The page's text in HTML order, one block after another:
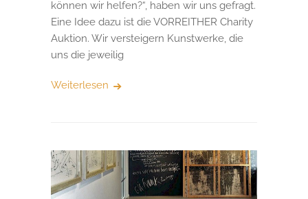
können wir helfen?“, haben wir uns gefragt.
Eine Idee dazu ist die VORREITHER Charity
Auktion. Wir versteigern Kunstwerke, die
uns die jeweilig
Weiterlesen